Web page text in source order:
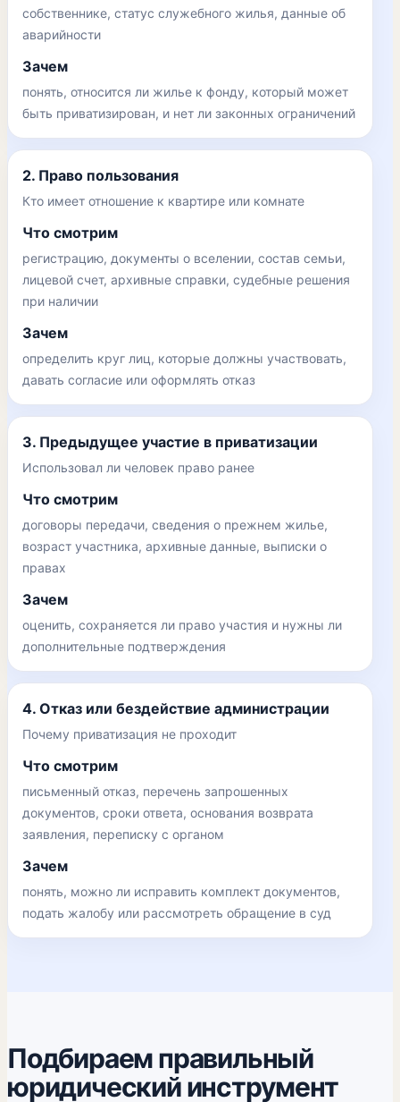
собственнике, статус служебного жилья, данные об
аварийности
Зачем
понять, относится ли жилье к фонду, который может
быть приватизирован, и нет ли законных ограничений
2. Право пользования
Кто имеет отношение к квартире или комнате
Что смотрим
регистрацию, документы о вселении, состав семьи,
лицевой счет, архивные справки, судебные решения
при наличии
Зачем
определить круг лиц, которые должны участвовать,
давать согласие или оформлять отказ
3. Предыдущее участие в приватизации
Использовал ли человек право ранее
Что смотрим
договоры передачи, сведения о прежнем жилье,
возраст участника, архивные данные, выписки о
правах
Зачем
оценить, сохраняется ли право участия и нужны ли
дополнительные подтверждения
4. Отказ или бездействие администрации
Почему приватизация не проходит
Что смотрим
письменный отказ, перечень запрошенных
документов, сроки ответа, основания возврата
заявления, переписку с органом
Зачем
понять, можно ли исправить комплект документов,
подать жалобу или рассмотреть обращение в суд
Подбираем правильный
юридический инструмент